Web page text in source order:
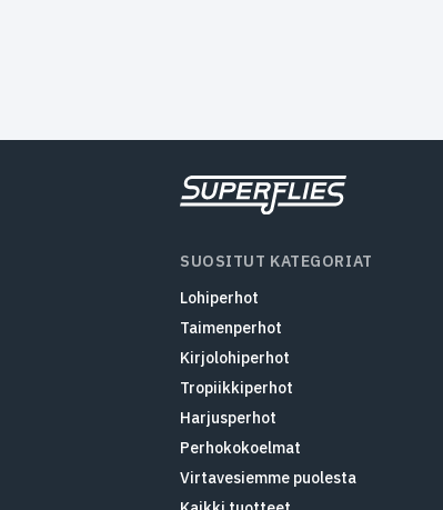
SUOSITUT KATEGORIAT
Lohiperhot
Taimenperhot
Kirjolohiperhot
Tropiikkiperhot
Harjusperhot
Perhokokoelmat
Virtavesiemme puolesta